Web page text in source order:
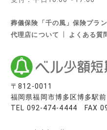
お墓の引越し＆墓じまいくん
いい葬儀 いいお坊さん
日本最大級の仏壇仏具総合サイ
いい仏壇
葬儀保険「千の風」保険プラ
代理店について
よくある質
〒812-0011
福岡県福岡市博多区博多駅
TEL 092-474-4444 FAX